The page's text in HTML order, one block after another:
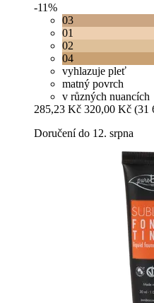
-11%
03
01
02
04
vyhlazuje pleť
matný povrch
v různých nuancích
285,23 Kč 320,00 Kč (31
Doručení do 12. srpna